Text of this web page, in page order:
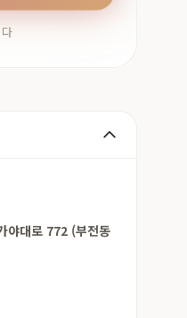
야대로 772 (부전동